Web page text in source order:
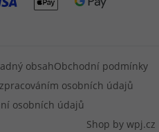
obsahObchodní podmínky
osobních údajů
osobních údajů
Shop by wpj.cz